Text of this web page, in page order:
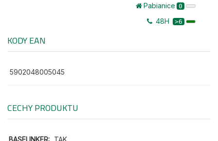
Pabianice 0
48H >6
KODY EAN
5902048005045
CECHY PRODUKTU